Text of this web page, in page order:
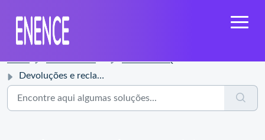
Devoluções e reclamações